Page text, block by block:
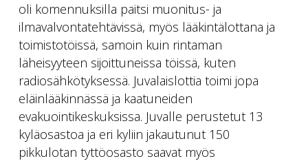
oli komennuksilla paitsi muonitus- ja
ilmavalvontatehtävissä, myös lääkintälottana ja
toimistotöissä, samoin kuin rintaman
läheisyyteen sijoittuneissa töissä, kuten
radiosähkötyksessä. Juvalaislottia toimi jopa
eläinlääkinnässä ja kaatuneiden
evakuointikeskuksissa. Juvalle perustetut 13
kyläosastoa ja eri kyliin jakautunut 150
pikkulotan tyttöosasto saavat myös